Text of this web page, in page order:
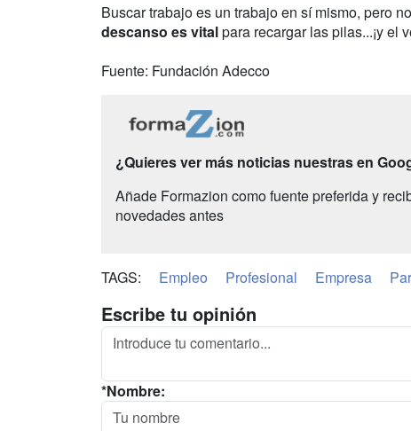
Buscar trabajo es un trabajo en sí mismo, pero
descanso es vitalpara recargar las pilas...¡y el
Fuente: Fundación Adecco
¿Quieres ver más noticias nuestras en
Añade Formazion como fuente preferida y
novedades antes
TAGS: Empleo Profesional Empresa
Escribe tu opinión
*Nombre: